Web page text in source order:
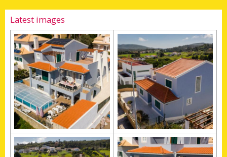
Latest images